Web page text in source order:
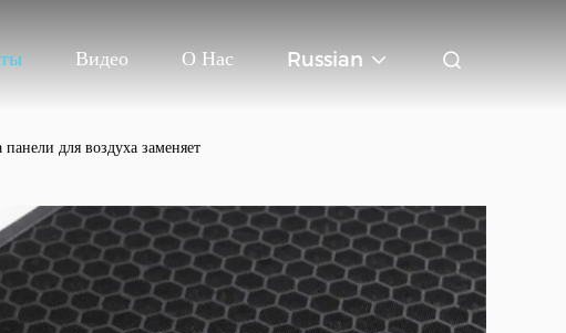
Видео О Нас Russian
для воздуха заменяет